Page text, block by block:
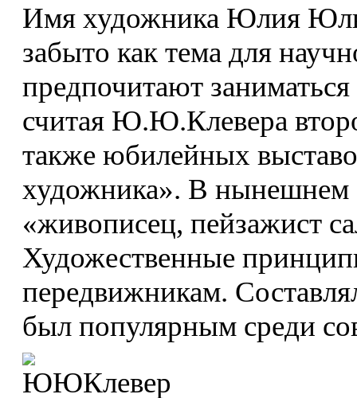
Имя художника Юлия
забыто как тема для
предпочитают
считая Ю.Ю.Клевера
также юбилейных
художника». В нынешнем
«живописец, пейзажист
Художественные
передвижникам.
был популярным среди